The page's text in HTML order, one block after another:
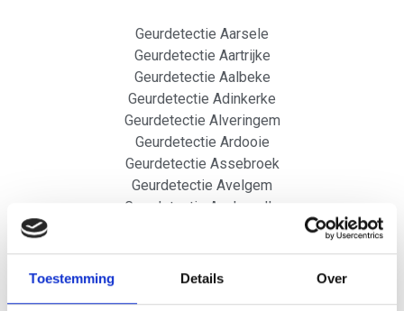
Toestemming Details Over
Geurdetectie Aarsele
Geurdetectie Aartrijke
Geurdetectie Aalbeke
Geurdetectie Adinkerke
Geurdetectie Alveringem
Geurdetectie Ardooie
Geurdetectie Assebroek
Geurdetectie Avelgem
Geurdetectie Avekapelle
Geurdetectie Beerst
Geurdetectie Beernem